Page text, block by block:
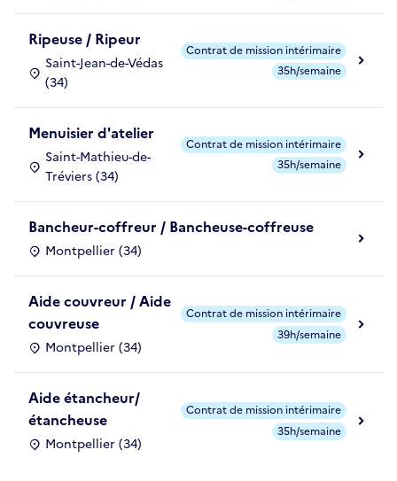
Ripeuse / Ripeur
Saint-Jean-de-Védas
(34)
Contrat de mission intérimaire
35h/semaine
Menuisier d'atelier
Saint-Mathieu-de-
Tréviers (34)
Contrat de mission intérimaire
35h/semaine
Bancheur-coffreur / Bancheuse-coffreuse
Montpellier (34)
Aide couvreur / Aide
couvreuse
Montpellier (34)
Contrat de mission intérimaire
39h/semaine
Aide étancheur/
étancheuse
Montpellier (34)
Contrat de mission intérimaire
35h/semaine